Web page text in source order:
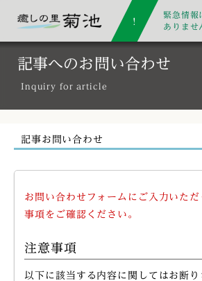
緊急情報
ありませ
記事へのお問い合わせ
Inquiry for article
記事お問い合わせ
お問い合わせフォームにご入力いた
事項をご確認ください。
注意事項
以下に該当する内容に関してはお断